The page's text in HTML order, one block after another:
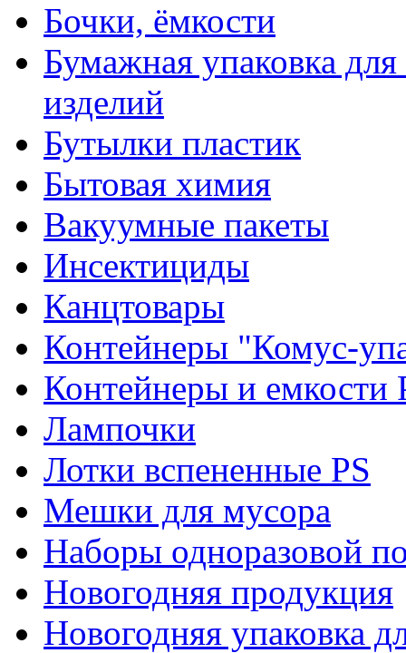
Бочки, ёмкости
Бумажная упаковка
изделий
Бутылки пластик
Бытовая химия
Вакуумные пакеты
Инсектициды
Канцтовары
Контейнеры "Комус-
Контейнеры и емкости
Лампочки
Лотки вспененные PS
Мешки для мусора
Наборы одноразовой
Новогодняя продукция
Новогодняя упаковка